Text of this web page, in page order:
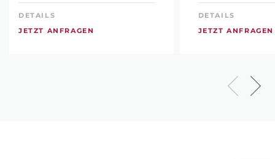
DETAILS
JETZT ANFRAGEN
DETAILS
JETZT ANFRAGEN